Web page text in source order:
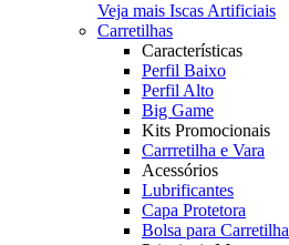
Veja mais Iscas Artificiais
Carretilhas
Características
Perfil Baixo
Perfil Alto
Big Game
Kits Promocionais
Carrretilha e Vara
Acessórios
Lubrificantes
Capa Protetora
Bolsa para Carretilha